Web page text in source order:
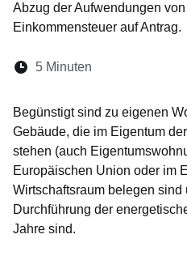
Abzug der Aufwendungen
Einkommensteuer auf Antrag.
Lesedauer:
5 Minuten
Begünstigt sind zu eigenen
Gebäude, die im Eigentum
stehen (auch
Europäischen Union oder im
Wirtschaftsraum belegen sind
Durchführung der
Jahre sind.